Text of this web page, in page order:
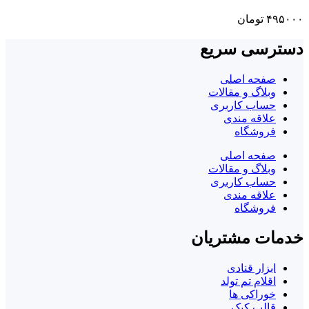
۴۹۵۰۰۰ تومان
دسترسی سریع
صفحه اصلی
وبلاگ و مقالات
حساب کاربری
علاقه مندی
فروشگاه
صفحه اصلی
وبلاگ و مقالات
حساب کاربری
علاقه مندی
فروشگاه
خدمات مشتریان
ابزار قنادی
اقلام تم تولد
خوراکی ها